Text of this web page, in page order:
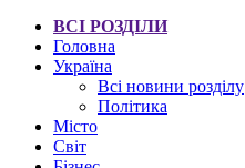
ВСІ РОЗДІЛИ
Головна
Україна
Всі новини розділу
Політика
Місто
Світ